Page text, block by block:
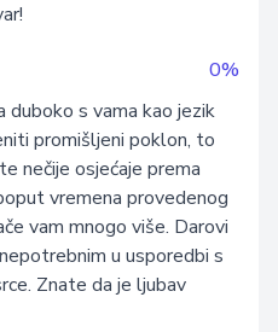
0%
duboko s vama kao jezik
promišljeni poklon, to
nečije osjećaje prema
vremena provedenog
vam mnogo više. Darovi
u usporedbi s
Znate da je ljubav